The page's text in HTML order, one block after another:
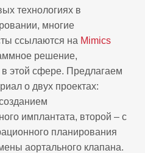
технологиях в
многие
ссылаются на Mimics
решение,
этой сфере. Предлагаем
о двух проектах:
имплантата, второй – с
планирования
аортального клапана.